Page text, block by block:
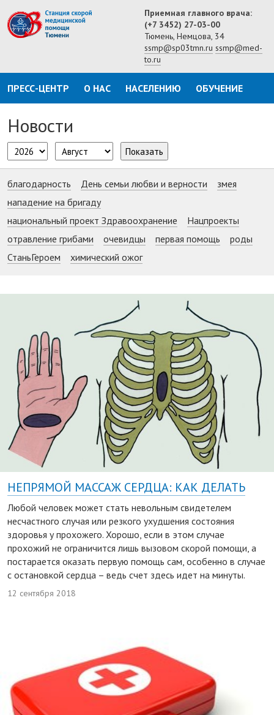
Приемная главного врача:
(+7 3452) 27-03-00
Тюмень, Немцова, 34
ssmp@sp03tmn.ru ssmp@med-
to.ru
ПРЕСС-ЦЕНТР О НАС НАСЕЛЕНИЮ ОБУЧЕНИЕ
Новости
Показать
благодарность День семьи любви и верности
змея
нападение на бригаду
национальный проект Здравоохранение
Нацпроекты
отравление грибами
очевидцы первая помощь
роды
СтаньГероем
химический ожог
НЕПРЯМОЙ МАССАЖ СЕРДЦА: КАК ДЕЛАТЬ
Любой человек может стать невольным свидетелем
несчастного случая или резкого ухудшения состояния
здоровья у прохожего. Хорошо, если в этом случае
прохожий не ограничится лишь вызовом скорой помощи, а
постарается оказать первую помощь сам, особенно в случае
с остановкой сердца – ведь счет здесь идет на минуты.
12 сентября 2018